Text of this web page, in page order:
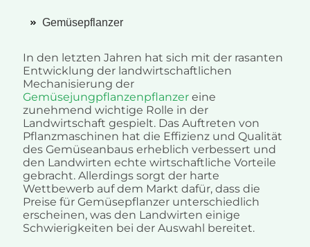
Gemüsepflanzer
In den letzten Jahren hat sich mit der rasanten
Entwicklung der landwirtschaftlichen
Mechanisierung der
Gemüsejungpflanzenpflanzer eine
zunehmend wichtige Rolle in der
Landwirtschaft gespielt. Das Auftreten von
Pflanzmaschinen hat die Effizienz und Qualität
des Gemüseanbaus erheblich verbessert und
den Landwirten echte wirtschaftliche Vorteile
gebracht. Allerdings sorgt der harte
Wettbewerb auf dem Markt dafür, dass die
Preise für Gemüsepflanzer unterschiedlich
erscheinen, was den Landwirten einige
Schwierigkeiten bei der Auswahl bereitet.